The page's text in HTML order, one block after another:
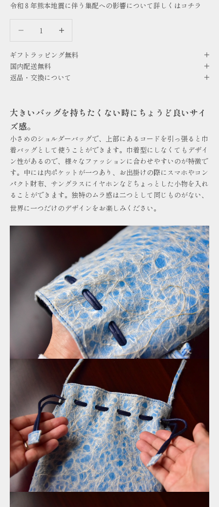
令和８年熊本地震に伴う集配への影響について詳しくはコチラ
ギフトラッピング無料
国内配送無料
返品・交換について
大きいバッグを持ちたくない時にちょうど良いサイ
ズ感。
小さめのショルダーバッグで、上部にあるコードを引っ張ると巾
着バッグとして使うことができます。巾着型にしなくてもデザイ
ン性があるので、様々なファッションに合わせやすいのが特徴で
す。中には内ポケットが一つあり、お出掛けの際にスマホやコン
パクト財布、サングラスにイヤホンなどちょっとした小物を入れ
ることができます。独特のムラ感は二つとして同じものがない、
世界に一つだけのデザインをお楽しみください。